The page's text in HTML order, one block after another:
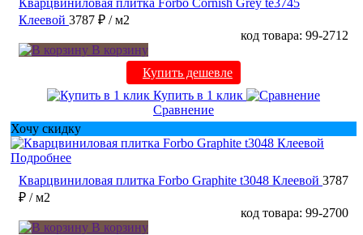
Клеевой 3787 ₽ / м2
код товара: 99-2712
В корзину
Купить дешевле
Купить в 1 клик
Сравнение
Хочу скидку
Подробнее
Кварцвиниловая плитка Forbo Graphite t3048 Клеевой 3787
₽ / м2
код товара: 99-2700
В корзину